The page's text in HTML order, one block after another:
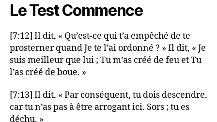
Le Test Commence
[7:12] Il dit, « Qu’est-ce qui t’a empêché de te
prosterner quand Je te l’ai ordonné ? » Il dit, « Je
suis meilleur que lui ; Tu m’as créé de feu et Tu
l’as créé de boue. »
[7:13] Il dit, « Par conséquent, tu dois descendre,
car tu n’as pas à être arrogant ici. Sors ; tu es
déchu. »